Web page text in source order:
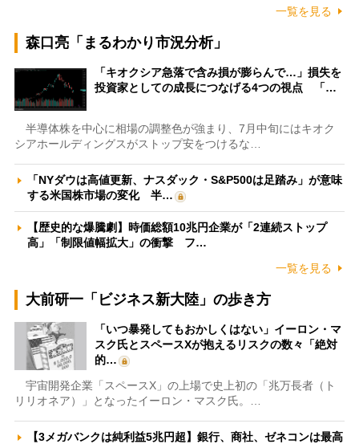
一覧を見る
森口亮「まるわかり市況分析」
「キオクシア急落で含み損が膨らんで…」損失を
投資家としての成長につなげる4つの視点 「…
半導体株を中心に相場の調整色が強まり、7月中旬にはキオク
シアホールディングスがストップ安をつけるな…
「NYダウは高値更新、ナスダック・S&P500は足踏み」が意味
する米国株市場の変化 半…
【歴史的な爆騰劇】時価総額10兆円企業が「2連続ストップ
高」「制限値幅拡大」の衝撃 フ…
一覧を見る
大前研一「ビジネス新大陸」の歩き方
「いつ暴発してもおかしくはない」イーロン・マ
スク氏とスペースXが抱えるリスクの数々「絶対
的…
宇宙開発企業「スペースX」の上場で史上初の「兆万長者（ト
リリオネア）」となったイーロン・マスク氏。…
【3メガバンクは純利益5兆円超】銀行、商社、ゼネコンは最高